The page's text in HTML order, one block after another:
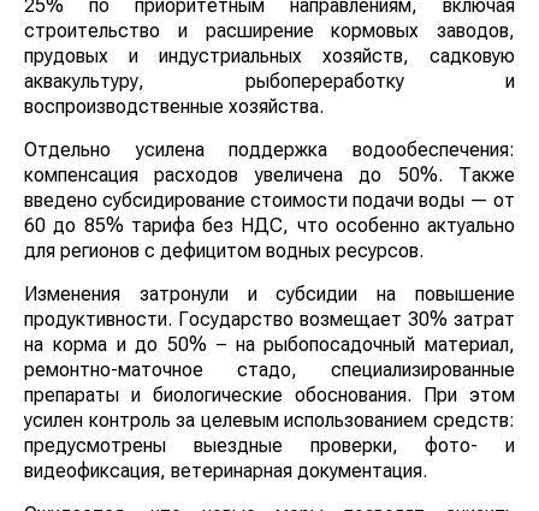
Инвестиционные затраты возмещаются в размере
25% по приоритетным направлениям, включая
строительство и расширение кормовых заводов,
прудовых и индустриальных хозяйств, садковую
аквакультуру, рыбопереработку и
воспроизводственные хозяйства.
Отдельно усилена поддержка водообеспечения:
компенсация расходов увеличена до 50%. Также
введено субсидирование стоимости подачи воды —
от 60 до 85% тарифа без НДС, что особенно
актуально для регионов с дефицитом водных
Изменения затронули и субсидии на повышение
продуктивности. Государство возмещает 30% затрат
на корма и до 50% – на рыбопосадочный материал,
ремонтно-маточное стадо, специализированные
препараты и биологические обоснования. При этом
усилен контроль за целевым использованием
средств: предусмотрены выездные проверки, фото- и